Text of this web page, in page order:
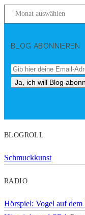
BLOG ABONNIEREN
BLOGROLL
Schmuckkunst
RADIO
Hörspiel: Vogel auf